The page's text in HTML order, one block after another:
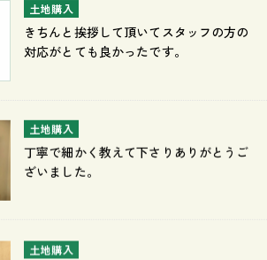
土地購入
きちんと挨拶して頂いてスタッフの方の
対応がとても良かったです。
土地購入
丁寧で細かく教えて下さりありがとうご
ざいました。
土地購入